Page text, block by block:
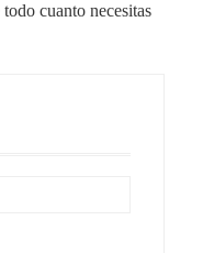
cuanto necesitas